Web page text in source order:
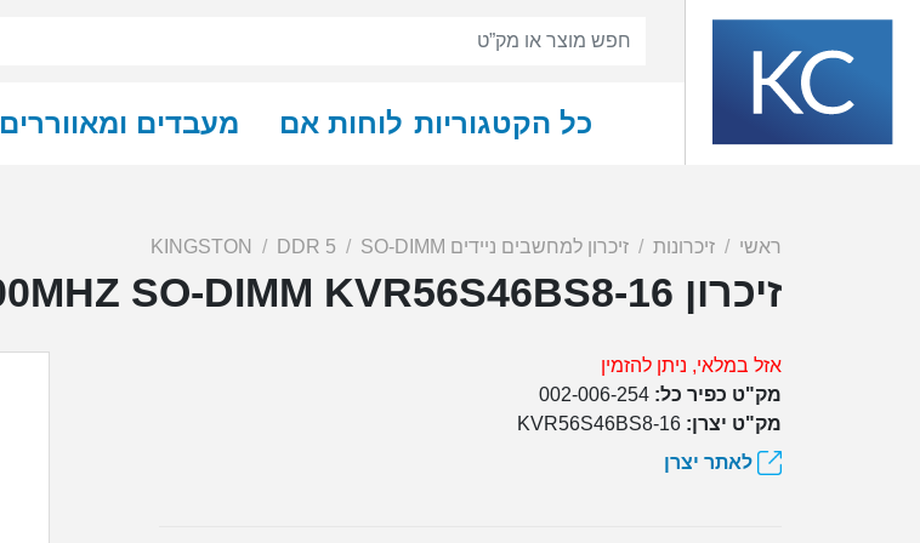
כל הקטגוריות לוחות אם מעבדים ומאווררים
ראשי זיכרונות זיכרון למחשבים ניידים SO-DIMM DDR 5
KINGSTON
זיכרון KINGSTON 16GB DDR5 5600MHZ SO-DIMM KVR56S46BS8-16
אזל במלאי, ניתן להזמין
מק"ט כפיר כל: 002-006-254
מק"ט יצרן: KVR56S46BS8-16
לאתר יצרן